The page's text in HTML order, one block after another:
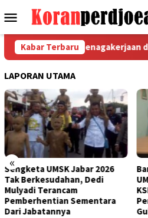
ke
Menu
Mobile
Kabar Terbaru
RI Bidang Ketenagakerjaan dan
LAPORAN UTAMA
«
Banding Putusan PTUN Prihal
UMSK Jabar Tuai Sorotan
KSPI: Yang Bayar UMSK Itu
Pengusaha, Tapi Mengapa
Gubernur Ngotot Melakukan